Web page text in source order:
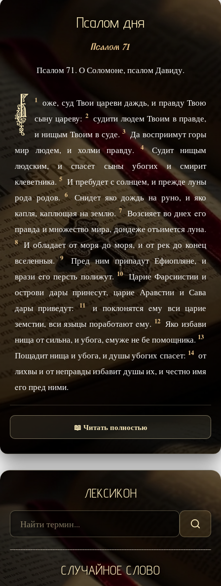
Псалом дня
Псалом 71
Псалом 71. О Соломоне, псалом Давиду.
1
Б
оже, суд Твои цареви даждь, и правду Твою
сыну цареву: 2 судити людем Твоим в правде,
и нищым Твоим в суде. 3 Да восприимут горы
мир людем, и холми правду.4 Судит нищым
людским, и спасет сыны убогих и смирит
клеветника. 5 И пребудет с солнцем, и прежде луны
рода родов.6 Снидет яко дождь на руно, и яко
капля, каплющая на землю. 7 Возсияет во днех eго
правда и множество мира, дондеже отъимется луна.
8 И обладает от моря до моря, и от рек до конец
вселенныя.9
Пред ним припадут Ефиопляне, и
врази eго персть полижут. 10 Царие Фарсиистии и
острови дары принесут, царие Аравстии и Сава
дары приведут:
11
и поклонятся eму вси царие
земстии, вси языцы поработают eму. 12 Яко избави
нища от сильна, и убога, eмуже не бе помощника. 13
Пощадит нища и убога, и душы убогих спасет: 14 от
лихвы и от неправды избавит душы их, и честно имя
eго пред ними.
📖 Читать полностью
ЛЕКСИКОН
СЛУЧАЙНОЕ СЛОВО